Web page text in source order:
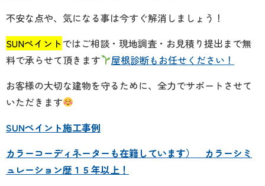
不安な点や、気になる事は今すぐ解消しましょう！
SUNペイントではご相談・現地調査・お見積り提出まで無
料で承らせて頂きます
屋根診断もお任せください！
お客様の大切な建物を守るために、全力でサポートさせて
いただきます
SUNペイント施工事例
カラーコーディネーターも在籍しています） カラーシミ
ュレーション歴１５年以上！